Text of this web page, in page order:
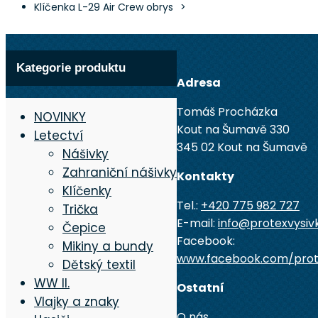
Klíčenka L-29 Air Crew obrys
Kategorie produktu
NOVINKY
Letectví
Nášivky
Zahraniční nášivky
Klíčenky
Trička
Čepice
Mikiny a bundy
Dětský textil
WW II.
Vlajky a znaky
Adresa
Tomáš Procházka
Kout na Šumavě 330
345 02 Kout na Šumavě
Kontakty
Tel.: +420 775 982 727
E-mail:
Facebook:
www.facebook.com/
Ostatní